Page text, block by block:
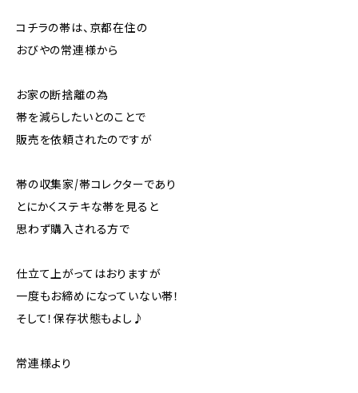
コチラの帯は、京都在住の
おびやの常連様から
お家の断捨離の為
帯を減らしたいとのことで
販売を依頼されたのですが
帯の収集家/帯コレクターであり
とにかくステキな帯を見ると
思わず購入される方で
仕立て上がってはおりますが
一度もお締めになっていない帯！
そして！保存状態もよし♪
常連様より